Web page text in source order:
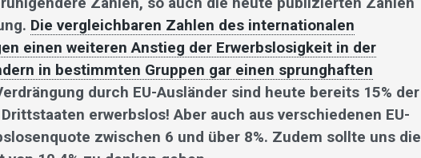
Die vergleichbaren Zahlen des internationalen
einen weiteren Anstieg der Erwerbslosigkeit in der
in bestimmten Gruppen gar einen sprunghaften
durch EU-Ausländer sind heute bereits 15% der
erwerbslos! Aber auch aus verschiedenen EU-
zwischen 6 und über 8%. Zudem sollte uns die